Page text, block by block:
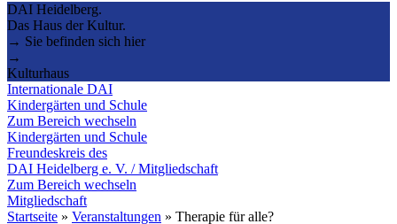
DAI Heidelberg.
Das Haus der Kultur.
→ Sie befinden sich hier
→
Kulturhaus
Internationale DAI
Kindergärten und Schule
Zum Bereich wechseln
Kindergärten und Schule
Freundeskreis des
DAI Heidelberg e. V. / Mitgliedschaft
Zum Bereich wechseln
Mitgliedschaft
Startseite » Veranstaltungen » Therapie für alle?